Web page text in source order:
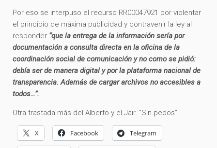
Por eso se interpuso el recurso RR00047921 por violentar
el principio de máxima publicidad y contravenir la ley al
responder “que la entrega de la información sería por
documentación a consulta directa en la oficina de la
coordinación social de comunicación y no como se pidió:
debía ser de manera digital y por la plataforma nacional de
transparencia. Además de cargar archivos no accesibles a
todos…”.
Otra trastada más del Alberto y el Jair. “Sin pedos”.
X Facebook Telegram